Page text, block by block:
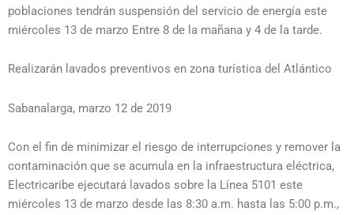
poblaciones tendrán suspensión del servicio de energía este
miércoles 13 de marzo Entre 8 de la mañana y 4 de la tarde.
Realizarán lavados preventivos en zona turística del Atlántico
Sabanalarga, marzo 12 de 2019
Con el fin de minimizar el riesgo de interrupciones y remover la
contaminación que se acumula en la infraestructura eléctrica,
Electricaribe ejecutará lavados sobre la Línea 5101 este
miércoles 13 de marzo desde las 8:30 a.m. hasta las 5:00 p.m.,